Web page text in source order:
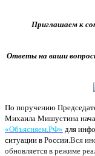
Приглашаем к
Ответы на ваши
По поручению
Михаила Мишустина
«Объясняем.РФ» для
ситуации в России. Вся
обновляется в режиме